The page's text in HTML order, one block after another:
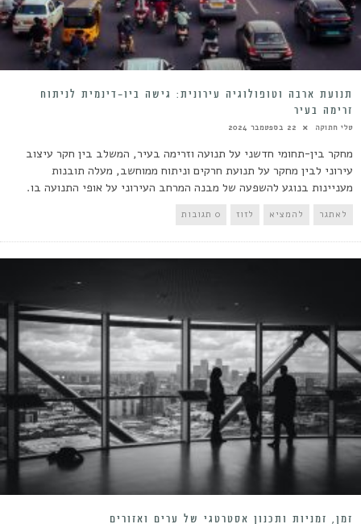
תנועת ארבה וטופולוגיה עירונית: גישה ביו-דינמית לניתוח
זרימה בעיר
טלי חתוקה 22 בספטמבר 2024
מחקר בין-תחומי חדשני על תנועה וזרימה בעיר, המשלב בין חקר עיצוב
עירוני לבין מחקר על תנועת חרקים וניתוח ממוחשב, מעלה תובנות
מעניינות בנוגע להשפעה של מבנה המרחב העירוני על אופי התנועה בו.
לאתגר להמציא לזוז 0 תגובות
זמן, זמניות ותכנון אסטרטגי של ערים ואזורים